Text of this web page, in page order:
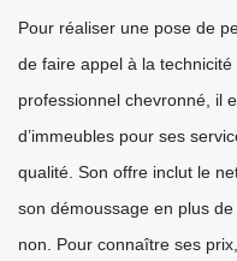
Pour réaliser une pose de
de faire appel à la
professionnel chevronné, il
d’immeubles pour ses
qualité. Son offre inclut le
son démoussage en plus
non. Pour connaître ses